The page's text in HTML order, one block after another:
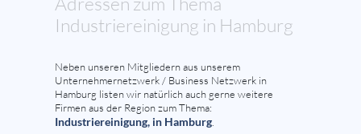
Industriereinigung in Hamburg
Neben unseren Mitgliedern aus unserem
Unternehmernetzwerk / Business Netzwerk in
Hamburg listen wir natürlich auch gerne weitere
Firmen aus der Region zum Thema:
Industriereinigung, in Hamburg.